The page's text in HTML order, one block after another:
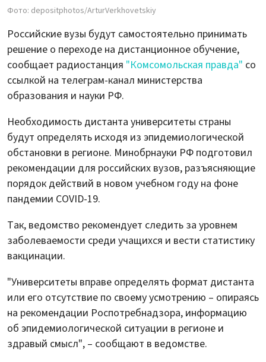
Фото: depositphotos/ArturVerkhovetskiy
Российские вузы будут самостоятельно принимать
решение о переходе на дистанционное обучение,
сообщает радиостанция "Комсомольская правда" со
ссылкой на телеграм-канал министерства
образования и науки РФ.
Необходимость дистанта университеты страны
будут определять исходя из эпидемиологической
обстановки в регионе. Минобрнауки РФ подготовил
рекомендации для российских вузов, разъясняющие
порядок действий в новом учебном году на фоне
пандемии COVID-19.
Так, ведомство рекомендует следить за уровнем
заболеваемости среди учащихся и вести статистику
вакцинации.
"Университеты вправе определять формат дистанта
или его отсутствие по своему усмотрению – опираясь
на рекомендации Роспотребнадзора, информацию
об эпидемиологической ситуации в регионе и
здравый смысл", – сообщают в ведомстве.